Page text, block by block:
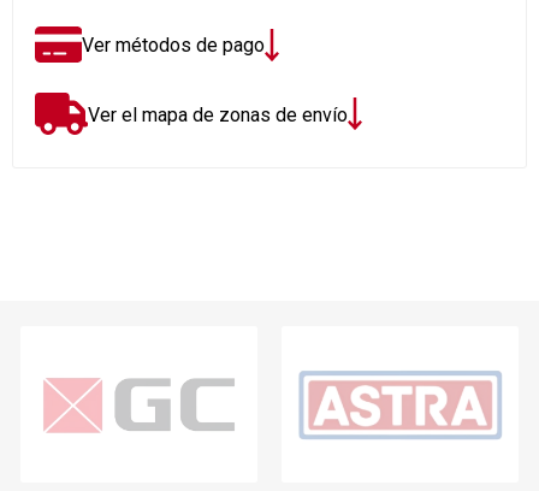
Ver métodos de pago
Ver el mapa de zonas de envío